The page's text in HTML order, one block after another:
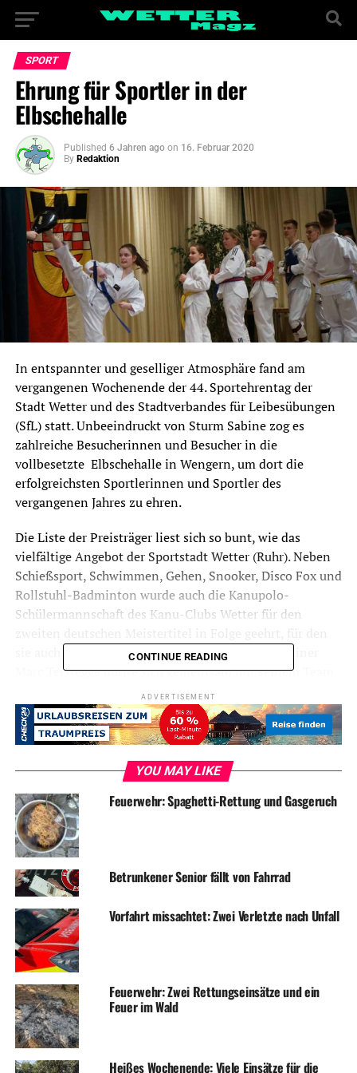
SPORT
Ehrung für Sportler in der
Elbschehalle
Published 6 Jahren ago on 16. Februar 2020
By Redaktion
In entspannter und geselliger Atmosphäre fand am
vergangenen Wochenende der 44. Sportehrentag der
Stadt Wetter und des Stadtverbandes für Leibesübungen
(SfL) statt. Unbeeindruckt von Sturm Sabine zog es
zahlreiche Besucherinnen und Besucher in die
vollbesetzte Elbschehalle in Wengern, um dort die
erfolgreichsten Sportlerinnen und Sportler des
vergangenen Jahres zu ehren.
Die Liste der Preisträger liest sich so bunt, wie das
vielfältige Angebot der Sportstadt Wetter (Ruhr). Neben
Schießsport, Schwimmen, Gehen, Snooker, Disco Fox und
Rollstuhl-Badminton wurde auch die Kanupolo-
Schülermannschaft des Kanu-Clubs Wetter für den
sie auch den diesjährigen Sonderpreis erhielt. Trainer
Marc Terstegge durfte sich gemeinsam mit seinem Team
über die Auszeichnung, die ihm von Bürgermeister Frank
Hasenberg und Mike Dickmann, Vorsitzender des SfL,
überreicht wurde, freuen. Ebenfalls geehrt wurden
diejenigen, die im vergangenen Jahr das Deutsche
Sportabzeichen zum fünfzehnten, zwanzigsten und in
einem Fall sogar zum vierzigsten Mal errungen haben.
Außerdem wurde die Sportehrennadel der Stadt Wetter
an Petra und Salvatore Faro vom Schützenverein
Wengern sowie an Annette Volp vom TuS Grundschöttel
verliehen.
Bürgermeister Frank Hasenberg (l.) und Mike Dickmann (r., Vorsitzender
des SfL) ehrten Annette Volp, Petra Faro und Salvatore Faro (von r. nach
CONTINUE READING
ADVERTISEMENT
YOU MAY LIKE
Feuerwehr: Spaghetti-Rettung und Gasgeruch
Betrunkener Senior fällt von Fahrrad
Vorfahrt missachtet: Zwei Verletzte nach Unfall
Feuerwehr: Zwei Rettungseinsätze und ein
Feuer im Wald
Heißes Wochenende: Viele Einsätze für die